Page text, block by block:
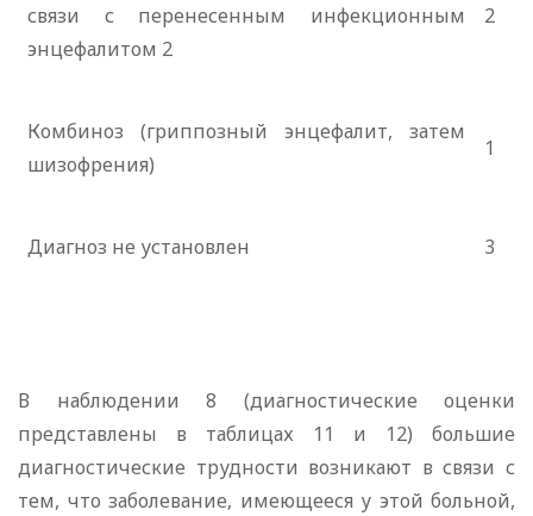
связи с перенесенным инфекционным
энцефалитом 2
2
Комбиноз (гриппозный энцефалит, затем
шизофрения)
1
Диагноз не установлен 3
В наблюдении 8 (диагностические оценки
представлены в таблицах 11 и 12) большие
диагностические трудности возникают в связи с
тем, что заболевание, имеющееся у этой больной,